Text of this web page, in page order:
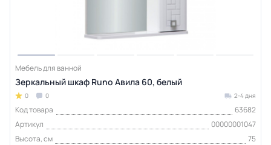
Мебель для ванной
Зеркальный шкаф Runo Авила 60, белый
0 0 2-4 дня
Код товара
63682
Артикул
00000001047
Высота, см
75